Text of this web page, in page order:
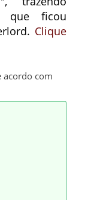
ficou
Clique
com